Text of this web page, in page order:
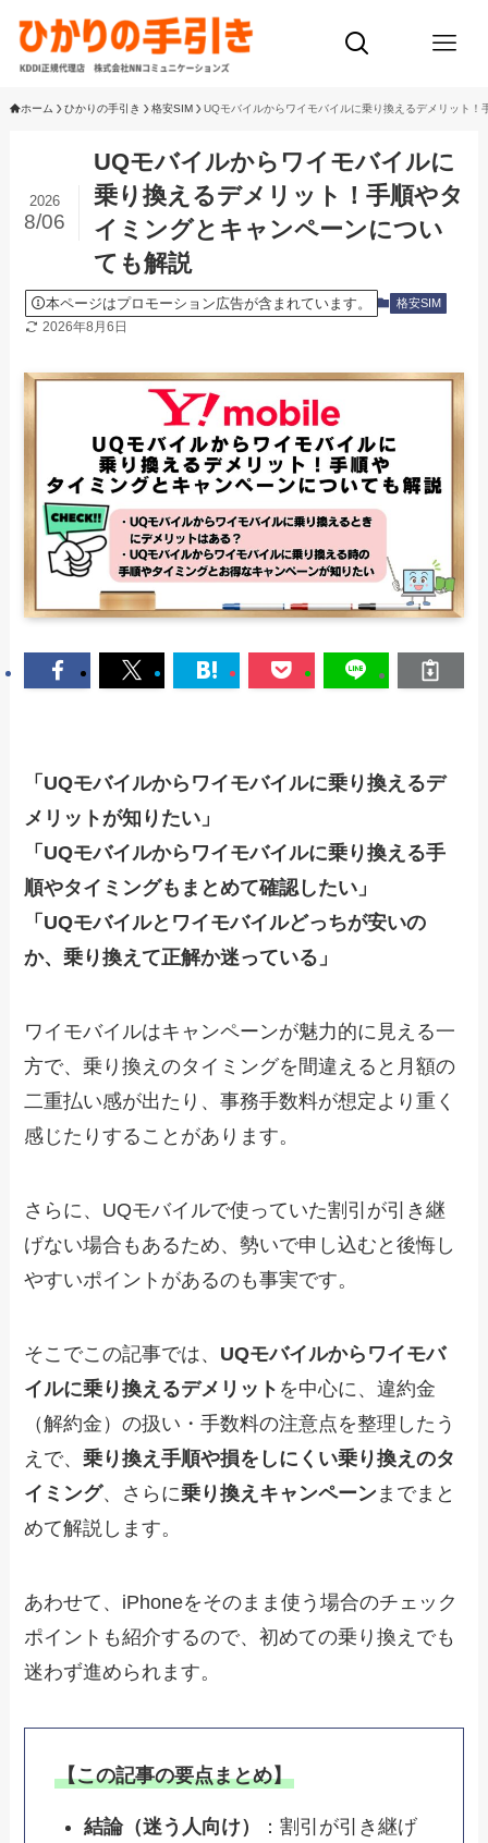
ホーム ひかりの手引き 格安SIM UQモバイルからワイモバイルに乗り換えるデメリット
UQモバイルからワイモバイルに
乗り換えるデメリット！手順やタ
イミングとキャンペーンについ
ても解説
2026
8/06
本ページはプロモーション広告が含まれています。 格安SIM
2026年8月6日
「UQモバイルからワイモバイルに乗り換えるデ
メリットが知りたい」
「UQモバイルからワイモバイルに乗り換える手
順やタイミングもまとめて確認したい」
「UQモバイルとワイモバイルどっちが安いの
か、乗り換えて正解か迷っている」
ワイモバイルはキャンペーンが魅力的に見える一
方で、乗り換えのタイミングを間違えると月額の
二重払い感が出たり、事務手数料が想定より重く
感じたりすることがあります。
さらに、UQモバイルで使っていた割引が引き継
げない場合もあるため、勢いで申し込むと後悔し
やすいポイントがあるのも事実です。
そこでこの記事では、 UQモバイルからワイモバ
イルに乗り換えるデメリット を中心に、違約金
（解約金）の扱い・手数料の注意点を整理したう
えで、乗り換え手順や損をしにくい乗り換えのタ
イミング、さらに乗り換えキャンペーン までまと
めて解説します。
あわせて、iPhoneをそのまま使う場合のチェック
ポイントも紹介するので、初めての乗り換えでも
迷わず進められます。
【この記事の要点まとめ】
結論（迷う人向け）
：割引が引き継げ